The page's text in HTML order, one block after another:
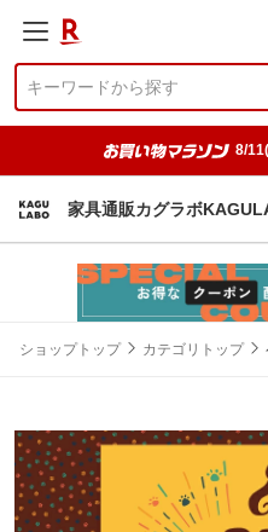
8/
家具通販カグラボ
ショップトップ カテゴリトップ